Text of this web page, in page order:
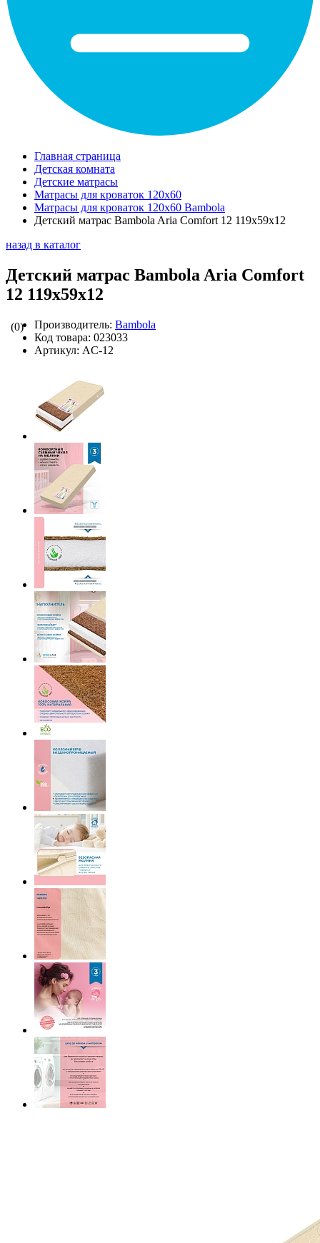
Главная страница
Детская комната
Детские матрасы
Матрасы для кроваток 120х60
Матрасы для кроваток 120х60 Bambola
Детский матрас Bambola Aria Comfort 12 119х59х12
назад в каталог
Детский матрас Bambola Aria Comfort
12 119х59х12
(0) Производитель: Bambola
Код товара: 023033
Артикул: AC-12